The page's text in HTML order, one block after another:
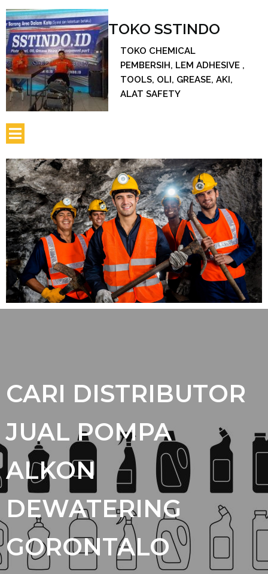
TOKO SSTINDO
TOKO CHEMICAL
PEMBERSIH, LEM ADHESIVE ,
TOOLS, OLI, GREASE, AKI,
ALAT SAFETY
CARI DISTRIBUTOR
JUAL POMPA
ALKON
DEWATERING
GORONTALO